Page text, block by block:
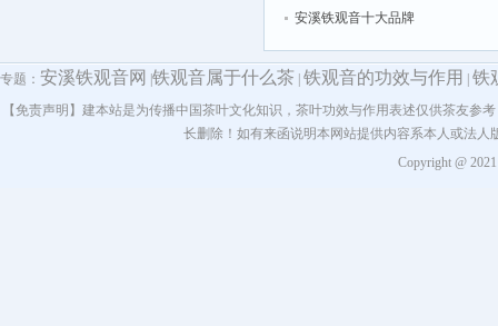
安溪铁观音十大品牌
专题： 安溪铁观音网 铁观音属于什么茶 铁观音的功效与作用 铁
【免责声明】建本站是为传播中国茶叶文化知识，茶叶功效与作用表述仅供茶友
长删除！如有来函说明本网站提供内容系本人或法
Copyright @